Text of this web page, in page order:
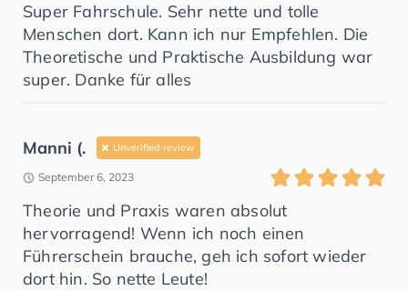
Super Fahrschule. Sehr nette und tolle
Menschen dort. Kann ich nur Empfehlen. Die
Theoretische und Praktische Ausbildung war
super. Danke für alles
Manni (. Unverified review
September 6, 2023
Theorie und Praxis waren absolut
hervorragend! Wenn ich noch einen
Führerschein brauche, geh ich sofort wieder
dort hin. So nette Leute!